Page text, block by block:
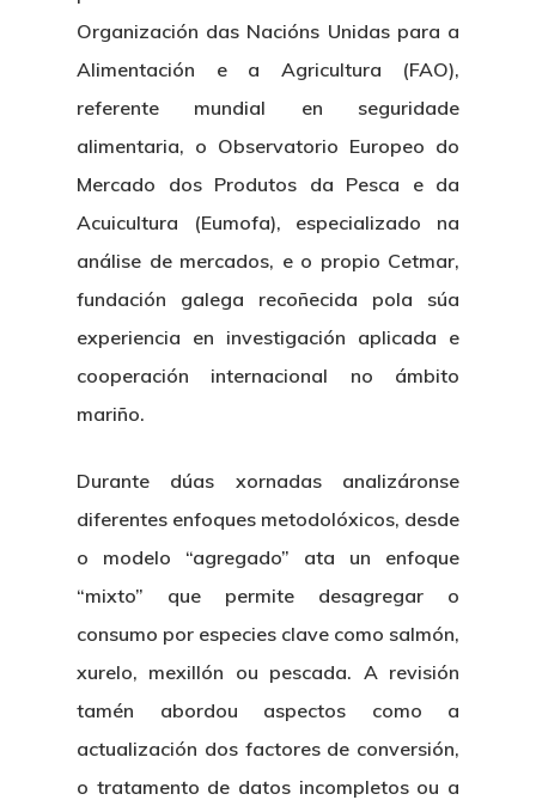
Organización das Nacións Unidas para a
Alimentación e a Agricultura (FAO),
referente mundial en seguridade
alimentaria, o Observatorio Europeo do
Mercado dos Produtos da Pesca e da
Acuicultura (Eumofa), especializado na
análise de mercados, e o propio Cetmar,
fundación galega recoñecida pola súa
experiencia en investigación aplicada e
cooperación internacional no ámbito
mariño.
Durante dúas xornadas analizáronse
diferentes enfoques metodolóxicos, desde
o modelo “agregado” ata un enfoque
“mixto” que permite desagregar o
consumo por especies clave como salmón,
xurelo, mexillón ou pescada. A revisión
tamén abordou aspectos como a
actualización dos factores de conversión,
o tratamento de datos incompletos ou a
CETMAR Logo
News
Work
Tenders
Open
Equality Plan